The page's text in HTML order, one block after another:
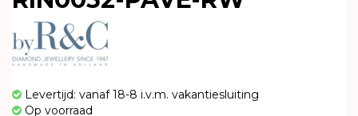
Levertijd: vanaf 18-8 i.v.m. vakantiesluiting
Op voorraad